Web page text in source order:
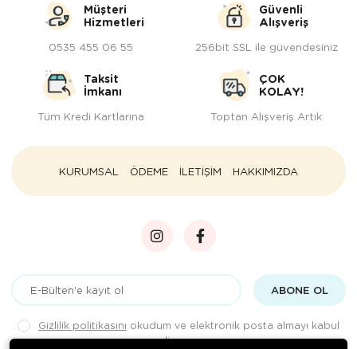
Müşteri
Hizmetleri
0535 455 06 55
Güvenli
Alışveriş
256bit SSL ile güvendesiniz
Taksit
İmkanı
Tüm Kredi Kartlarına
ÇOK
KOLAY!
Toptan Alışveriş Artık
KURUMSAL ÖDEME İLETİŞİM HAKKIMIZDA
ABONE OL
Gizlilik politikasını okudum ve elektronik posta almayı kabul
ediyorum.